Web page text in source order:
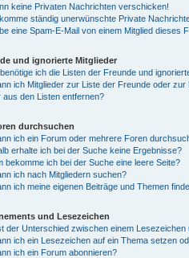
keine Privaten Nachrichten verschicken!
ständig unerwünschte Private
eine Spam-E-Mail von einem Mitglied dieses
und ignorierte Mitglieder
ich die Listen der Freunde und
ich Mitglieder zur Liste der Freunde oder
aus den Listen entfernen?
durchsuchen
ich ein Forum oder mehrere Foren
erhalte ich bei der Suche keine Ergebnisse?
bekomme ich bei der Suche eine leere Seite?
ich nach Mitgliedern suchen?
ich meine eigenen Beiträge und Themen
und Lesezeichen
der Unterschied zwischen einem
ich ein Lesezeichen auf ein Thema setzen
ich ein Forum abonnieren?